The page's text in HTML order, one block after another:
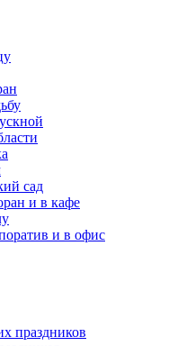
сад
и в кафе
и в офис
праздников